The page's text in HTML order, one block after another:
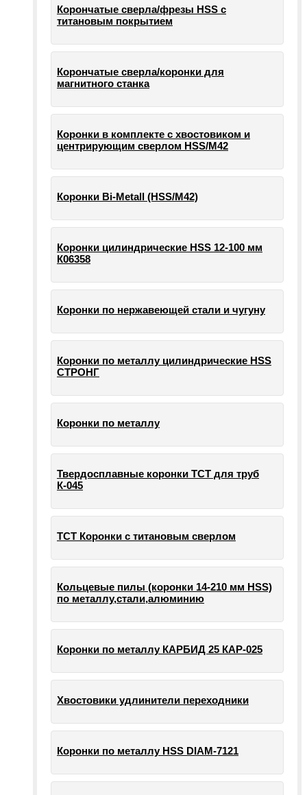
Корончатые сверла/фрезы HSS c
титановым покрытием
Корончатые сверла/коронки для
магнитного станка
Коронки в комплекте с хвостовиком и
центрирующим сверлом HSS/М42
Коронки Bi-Metall (HSS/М42)
Коронки цилиндрические HSS 12-100 мм
К06358
Коронки по нержавеющей стали и чугуну
Коронки по металлу цилиндрические HSS
СТРОНГ
Коронки по металлу
Твердосплавные коронки ТСТ для труб
К-045
ТСТ Коронки с титановым сверлом
Кольцевые пилы (коронки 14-210 мм HSS)
по металлу,стали,алюминию
Коронки по металлу КАРБИД 25 КАР-025
Хвостовики удлинители переходники
Коронки по металлу HSS DIAM-7121